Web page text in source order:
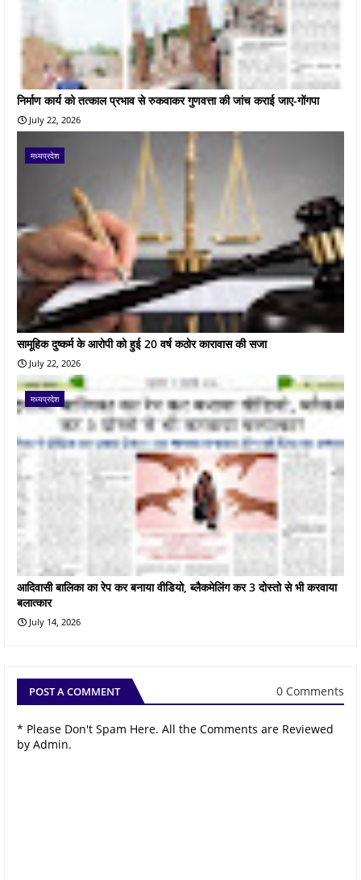
निर्माण कार्य को तत्काल प्रभाव से रुकवाकर गुणवत्ता की जांच कराई जाए-गोंगपा
July 22, 2026
मध्यप्रदेश
सामूहिक दुष्कर्म के आरोपी को हुई 20 वर्ष कठोर कारावास की सजा
July 22, 2026
मध्यप्रदेश
आदिवासी बालिका का रेप कर बनाया वीडियो, ब्लैकमेलिंग कर 3 दोस्तो से भी करवाया
बलात्कार
July 14, 2026
POST A COMMENT 0 Comments
* Please Don't Spam Here. All the Comments are Reviewed
by Admin.